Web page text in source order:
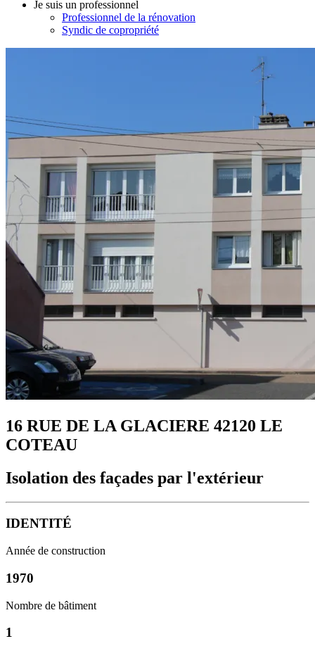
Je suis un professionnel
Professionnel de la rénovation
Syndic de copropriété
16 RUE DE LA GLACIERE 42120 LE
COTEAU
Isolation des façades par l'extérieur
IDENTITÉ
Année de construction
1970
Nombre de bâtiment
1